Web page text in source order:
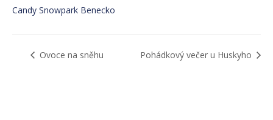
Candy Snowpark Benecko
Ovoce na sněhu Pohádkový večer u Huskyho